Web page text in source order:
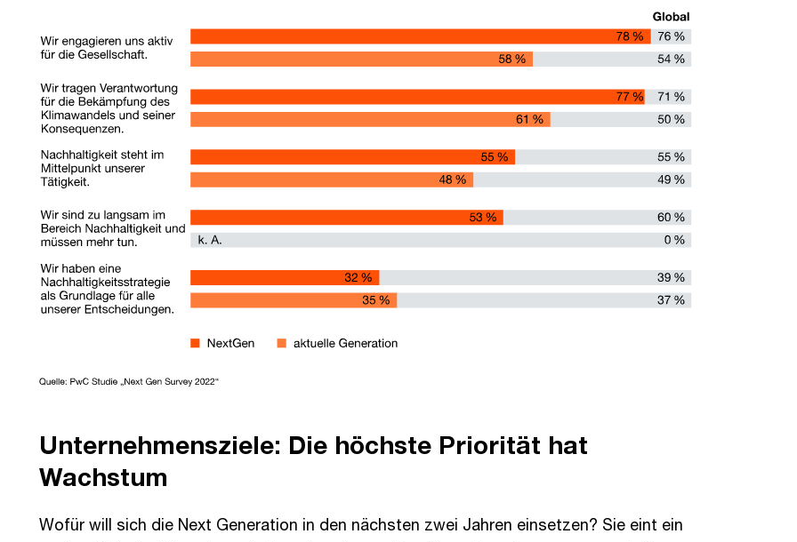
Unternehmensziele: Die höchste Priorität hat
Wachstum
Wofür will sich die Next Generation in den nächsten zwei Jahren einsetzen? Sie eint ein